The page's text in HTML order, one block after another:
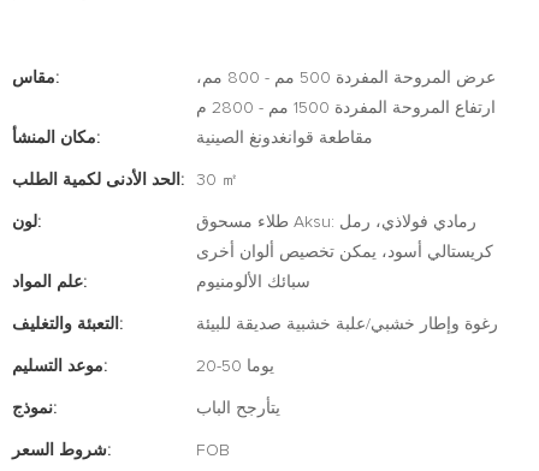
مقاس:
عرض المروحة المفردة 500 مم - 800 مم،
ارتفاع المروحة المفردة 1500 مم - 2800 م
مكان المنشأ:
مقاطعة قوانغدونغ الصينية
الحد الأدنى لكمية الطلب: 30 ㎡
لون:
طلاء مسحوق Aksu: رمادي فولاذي، رمل
كريستالي أسود، يمكن تخصيص ألوان أخرى
علم المواد:
سبائك الألومنيوم
التعبئة والتغليف: رغوة وإطار خشبي/علبة خشبية صديقة للبيئة
موعد التسليم: 20-50 يوما
نموذج: يتأرجح الباب
شروط السعر: FOB